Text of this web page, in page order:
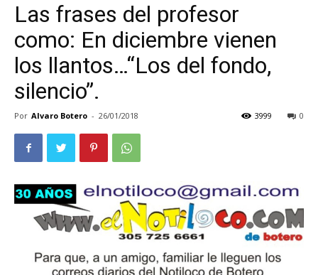
Notiloco
de
Las frases del profesor
como: En diciembre vienen
los llantos…“Los del fondo,
silencio”.
Por Alvaro Botero - 26/01/2018 0
3999